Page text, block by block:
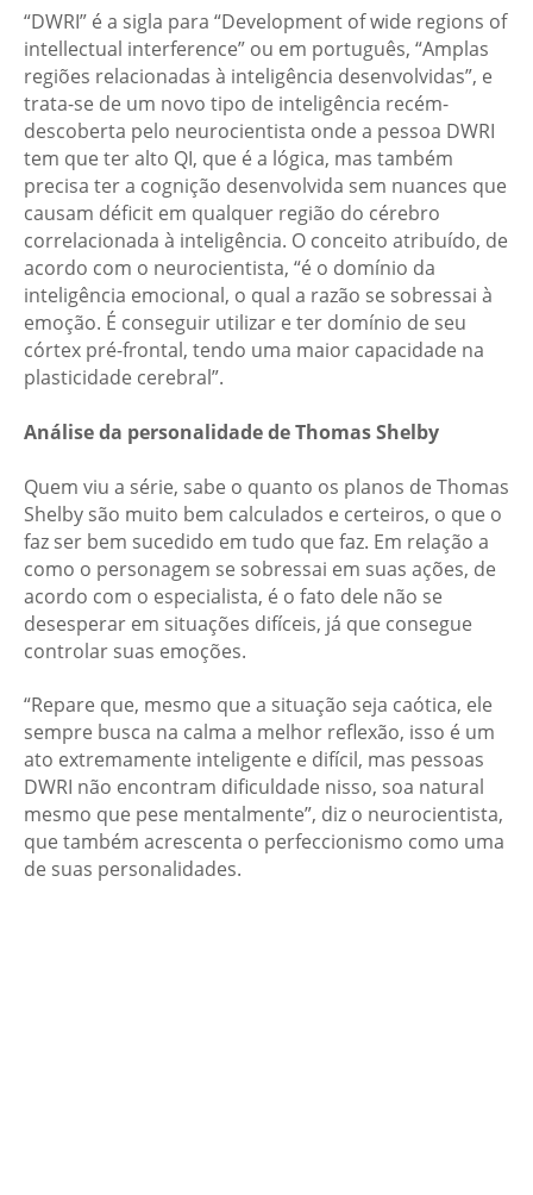
“DWRI” é a sigla para “Development of wide regions of
intellectual interference” ou em português, “Amplas
regiões relacionadas à inteligência desenvolvidas”, e
trata-se de um novo tipo de inteligência recém-
descoberta pelo neurocientista onde a pessoa DWRI
tem que ter alto QI, que é a lógica, mas também
precisa ter a cognição desenvolvida sem nuances que
causam déficit em qualquer região do cérebro
correlacionada à inteligência. O conceito atribuído, de
acordo com o neurocientista, “é o domínio da
inteligência emocional, o qual a razão se sobressai à
emoção. É conseguir utilizar e ter domínio de seu
córtex pré-frontal, tendo uma maior capacidade na
plasticidade cerebral”.
Análise da personalidade de Thomas Shelby
Quem viu a série, sabe o quanto os planos de Thomas
Shelby são muito bem calculados e certeiros, o que o
faz ser bem sucedido em tudo que faz. Em relação a
como o personagem se sobressai em suas ações, de
acordo com o especialista, é o fato dele não se
desesperar em situações difíceis, já que consegue
controlar suas emoções.
“Repare que, mesmo que a situação seja caótica, ele
sempre busca na calma a melhor reflexão, isso é um
ato extremamente inteligente e difícil, mas pessoas
DWRI não encontram dificuldade nisso, soa natural
mesmo que pese mentalmente”, diz o neurocientista,
que também acrescenta o perfeccionismo como uma
de suas personalidades.